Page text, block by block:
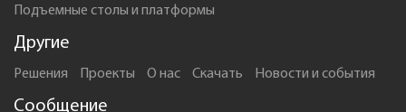
Подъемные столы и платформы
Другие
Решения Проекты О нас Скачать Новости и события
Сообщение